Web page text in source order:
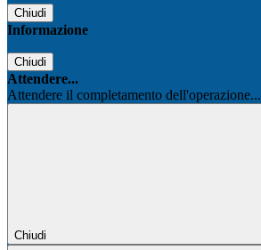
Chiudi
Informazione
Chiudi
Attendere...
Attendere il completamento dell'operazione...
Chiudi